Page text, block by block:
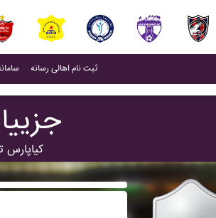
(current)
ثبت نام اهالی رسانه(current)
کياپارس